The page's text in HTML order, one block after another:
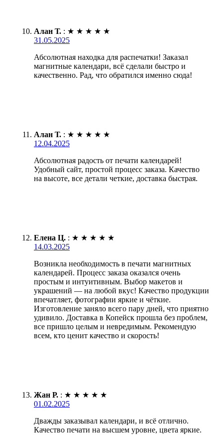
Алан Т. : ★ ★ ★ ★ ★
31.05.2025
Абсолютная находка для распечатки! Заказал
магнитные календари, всё сделали быстро и
качественно. Рад, что обратился именно сюда!
Алан Т. : ★ ★ ★ ★ ★
12.04.2025
Абсолютная радость от печати календарей!
Удобный сайт, простой процесс заказа. Качество
на высоте, все детали четкие, доставка быстрая.
Елена Ц. : ★ ★ ★ ★ ★
14.03.2025
Возникла необходимость в печати магнитных
календарей. Процесс заказа оказался очень
простым и интуитивным. Выбор макетов и
украшений — на любой вкус! Качество продукции
впечатляет, фотографии яркие и чёткие.
Изготовление заняло всего пару дней, что приятно
удивило. Доставка в Копейск прошла без проблем,
все пришло целым и невредимым. Рекомендую
всем, кто ценит качество и скорость!
Жан Р. : ★ ★ ★ ★ ★
01.02.2025
Дважды заказывал календари, и всё отлично.
Качество печати на высшем уровне, цвета яркие.